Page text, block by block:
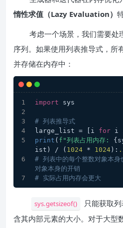
惰性求值（Lazy Evaluation）
考虑一个场景，我们需要处
序列。如果使用列表推导式，所
并存储在内存中：
import sys
# 列表推导式
large_list = [i for i
print ( f"列表占用内存:
ist) / ( 1024 * 1024 ):
# 列表中的每个整数对象本身
对象本身的开销
# 实际占用内存会更大
sys.getsizeof()
只能获取
含其内部元素的大小。对于大型